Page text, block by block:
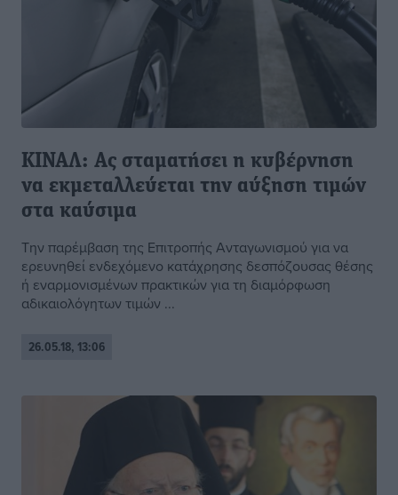
ΚΙΝΑΛ: Ας σταματήσει η κυβέρνηση
να εκμεταλλεύεται την αύξηση τιμών
στα καύσιμα
Την παρέμβαση της Επιτροπής Ανταγωνισμού για να
ερευνηθεί ενδεχόμενο κατάχρησης δεσπόζουσας θέσης
ή εναρμονισμένων πρακτικών για τη διαμόρφωση
αδικαιολόγητων τιμών ...
26.05.18, 13:06